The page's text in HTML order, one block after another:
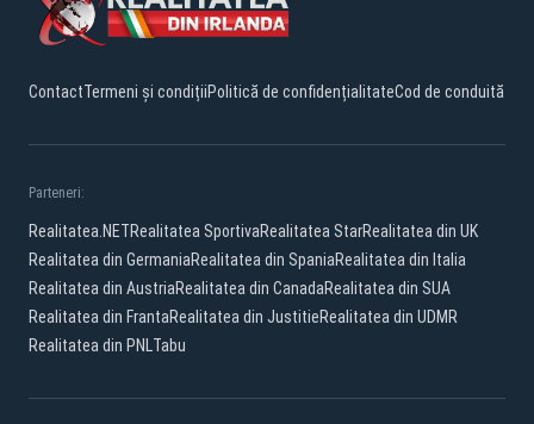
ContactTermeni și condițiiPolitică de confidențialitateCod de conduită
Parteneri:
Realitatea.NETRealitatea SportivaRealitatea StarRealitatea din UK
Realitatea din GermaniaRealitatea din SpaniaRealitatea din Italia
Realitatea din AustriaRealitatea din CanadaRealitatea din SUA
Realitatea din FrantaRealitatea din JustitieRealitatea din UDMR
Realitatea din PNLTabu